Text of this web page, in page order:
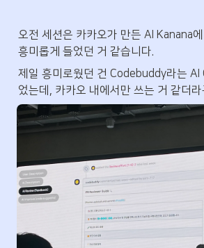
오전 세션은 카카오가 만든 AI Kanana
흥미롭게 들었던 거 같습니다.
제일 흥미로웠던 건 Codebuddy라는 AI
었는데, 카카오 내에서만 쓰는 거 같더라